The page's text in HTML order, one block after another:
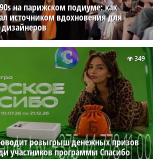
на парижском подиуме: как
источником вдохновения для
дизайнеров
розыгрыш денежных призов
участников программы Спасибо
349